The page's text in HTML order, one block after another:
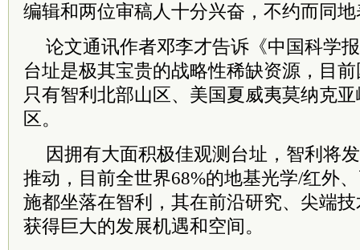
编辑和两位审稿人十分兴奋，不约而同
论文通讯作者邓李才告诉《中国科学
台址是极其宝贵的战略性稀缺资源，目
只有智利北部山区、美国夏威夷莫纳克
区。
因拥有大面积极佳观测台址，智利将
推动，目前全世界68%的地基光学/红外
施都坐落在智利，其在前沿研究、尖端
获得巨大的发展机遇和空间。